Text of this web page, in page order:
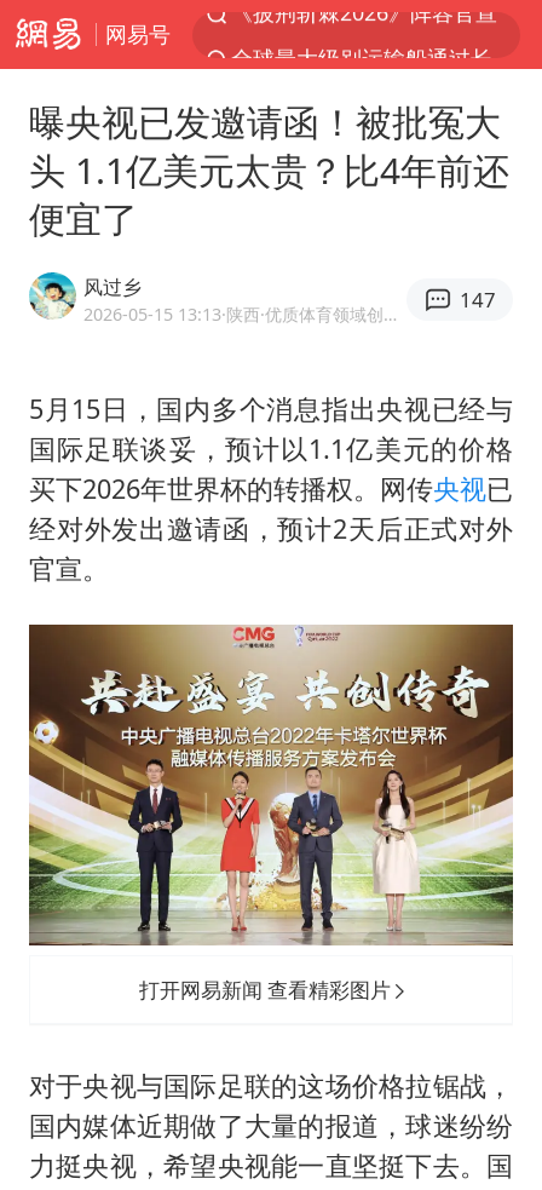
网易号
10余省份将出现强风雨 局地特大暴雨
国足U17与阿森纳决赛取消 并列冠军
新疆一婚礼线上邀请引热议
世界第1特鲁姆普斯诺克中国赛一轮游
美将每月供乌爱国者拦截导弹
云南一男子胃中取出180颗铁钉
“开学三件套”全线暴涨
曝央视已发邀请函！被批冤大
头 1.1亿美元太贵？比4年前还
便宜了
风过乡
2026-05-15 13:13·陕西 ·优质体育领域创作者
147
5月15日，国内多个消息指出央视已经与
国际足联谈妥，预计以1.1亿美元的价格
买下2026年世界杯的转播权。网传央视已
经对外发出邀请函，预计2天后正式对外
官宣。
打开网易新闻 查看精彩图片
对于央视与国际足联的这场价格拉锯战，
国内媒体近期做了大量的报道，球迷纷纷
力挺央视，希望央视能一直坚挺下去。国